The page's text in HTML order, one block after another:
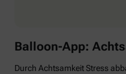
Balloon-App:
Durch Achtsamkeit Stress